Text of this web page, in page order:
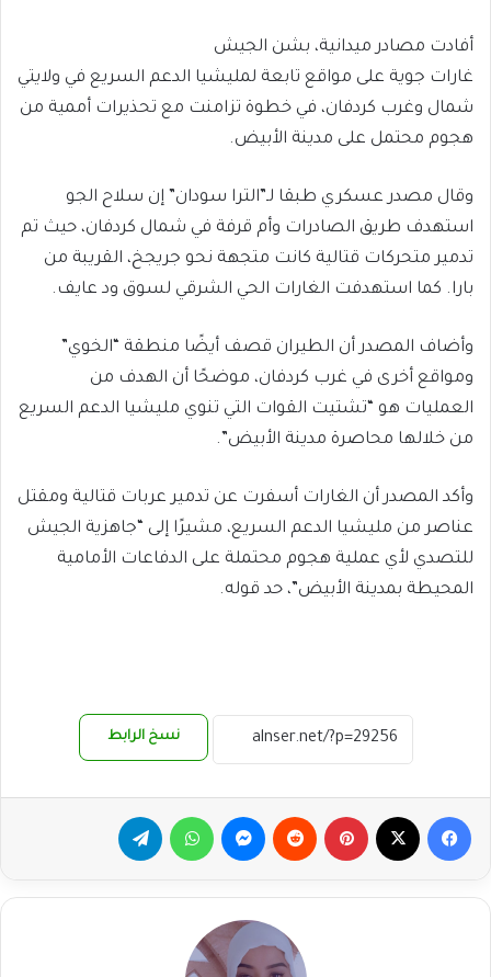
أفادت مصادر ميدانية، بشن الجيش
غارات جوية على مواقع تابعة لمليشيا الدعم السريع في ولايتي
شمال وغرب كردفان، في خطوة تزامنت مع تحذيرات أممية من
هجوم محتمل على مدينة الأبيض.
وقال مصدر عسكري طبقا لـ”الترا سودان” إن سلاح الجو
استهدف طريق الصادرات وأم قرفة في شمال كردفان، حيث تم
تدمير متحركات قتالية كانت متجهة نحو جريجخ، القريبة من
بارا. كما استهدفت الغارات الحي الشرقي لسوق ود عايف.
وأضاف المصدر أن الطيران قصف أيضًا منطقة “الخوي”
ومواقع أخرى في غرب كردفان، موضحًا أن الهدف من
العمليات هو “تشتيت القوات التي تنوي مليشيا الدعم السريع
من خلالها محاصرة مدينة الأبيض”.
وأكد المصدر أن الغارات أسفرت عن تدمير عربات قتالية ومقتل
عناصر من مليشيا الدعم السريع، مشيرًا إلى “جاهزية الجيش
للتصدي لأي عملية هجوم محتملة على الدفاعات الأمامية
المحيطة بمدينة الأبيض”، حد قوله.
نسخ الرابط
فيسبوك بينتيريست ماسنجر واتساب